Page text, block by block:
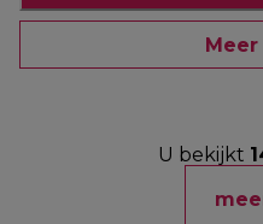
U bekijkt